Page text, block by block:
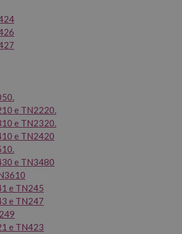
e TN2220.
e TN2320.
e TN2420
e TN3480
e TN245
e TN247
e TN423